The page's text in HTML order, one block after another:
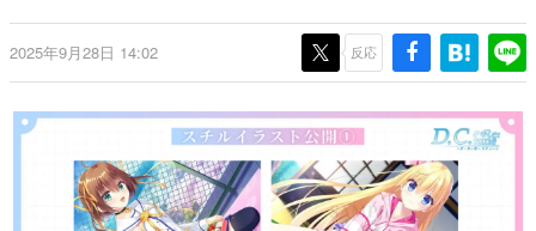
ゲーム世代の作家たち
ゲームに多大な影響を受けた作家さんに取材し、ゲームが
画です。
日本モバイルゲーム産業史
日本のモバイルゲーム史における主要なトピック・タイト
ルを網羅するほか、開発者へのインタビューや識者による
解説を掲載。約20年の歴史が一望できる決定版！
2025年9月28日 14:02 反応